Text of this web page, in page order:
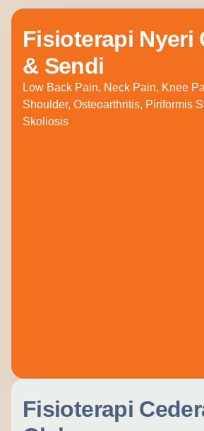
Fisioterapi Nyeri
& Sendi
Low Back Pain, Neck Pain, Knee
Shoulder, Osteoarthritis, Piriformis
Skoliosis
Fisioterapi